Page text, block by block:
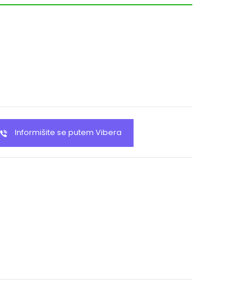
Informišite se putem Vibera